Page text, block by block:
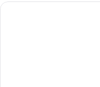
Fairfield Inn & Suites by